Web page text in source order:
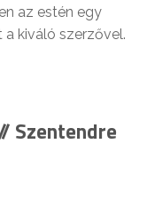
az estén egy
kiváló szerzővel.
Szentendre